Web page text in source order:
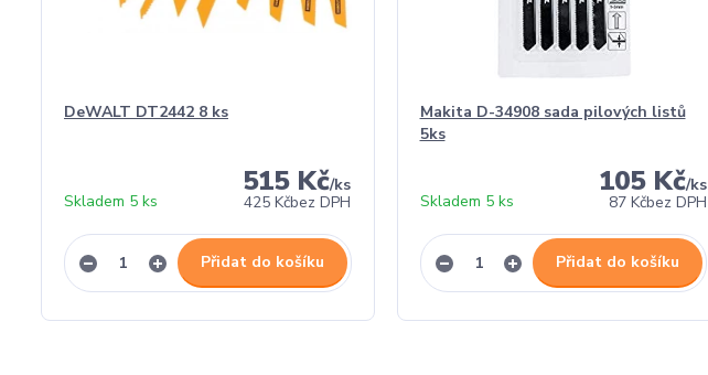
DeWALT DT2442 8 ks
515 Kč/ks
425 Kčbez DPH
Skladem 5 ks
Přidat do košíku
Makita D-34908 sada pilových listů
5ks
105 Kč/ks
87 Kčbez DPH
Skladem 5 ks
Přidat do košíku